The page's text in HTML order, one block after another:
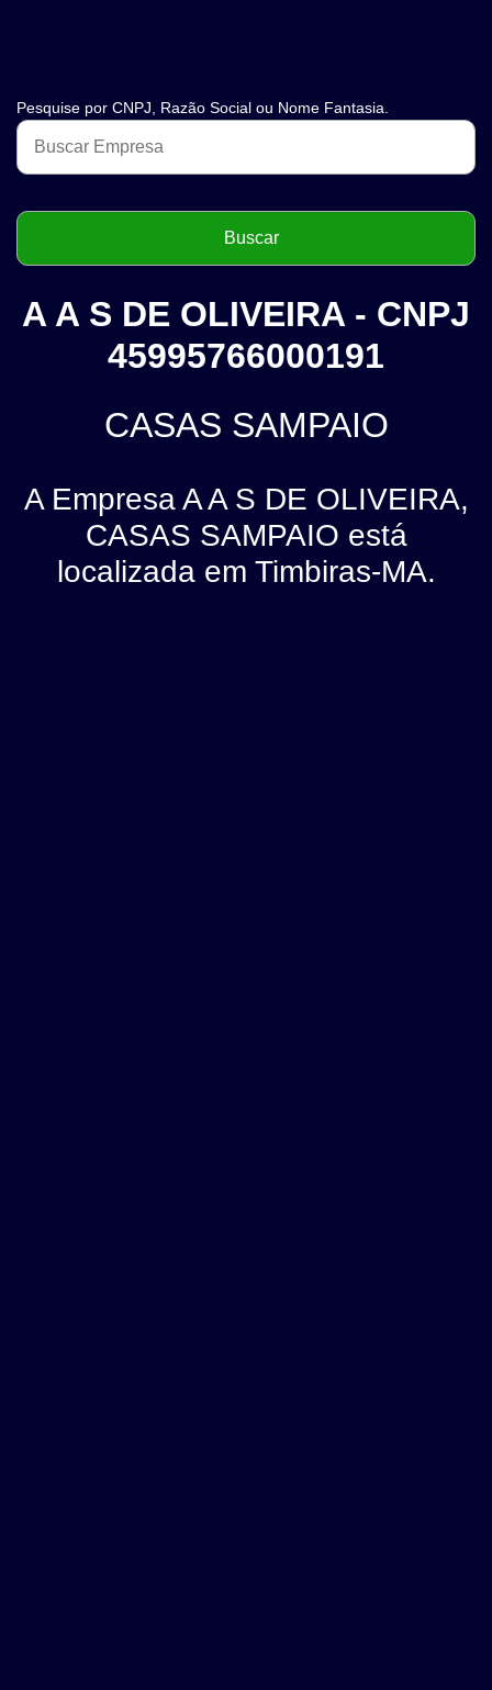
Pesquise por CNPJ, Razão Social ou Nome Fantasia.
A A S DE OLIVEIRA - CNPJ
45995766000191
CASAS SAMPAIO
A Empresa A A S DE OLIVEIRA,
CASAS SAMPAIO está
localizada em Timbiras-MA.